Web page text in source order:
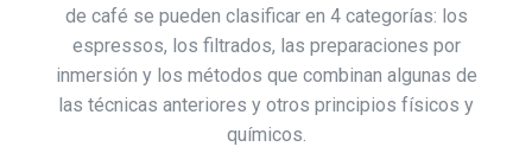
de café se pueden clasificar en 4 categorías: los
espressos, los filtrados, las preparaciones por
inmersión y los métodos que combinan algunas de
las técnicas anteriores y otros principios físicos y
químicos.